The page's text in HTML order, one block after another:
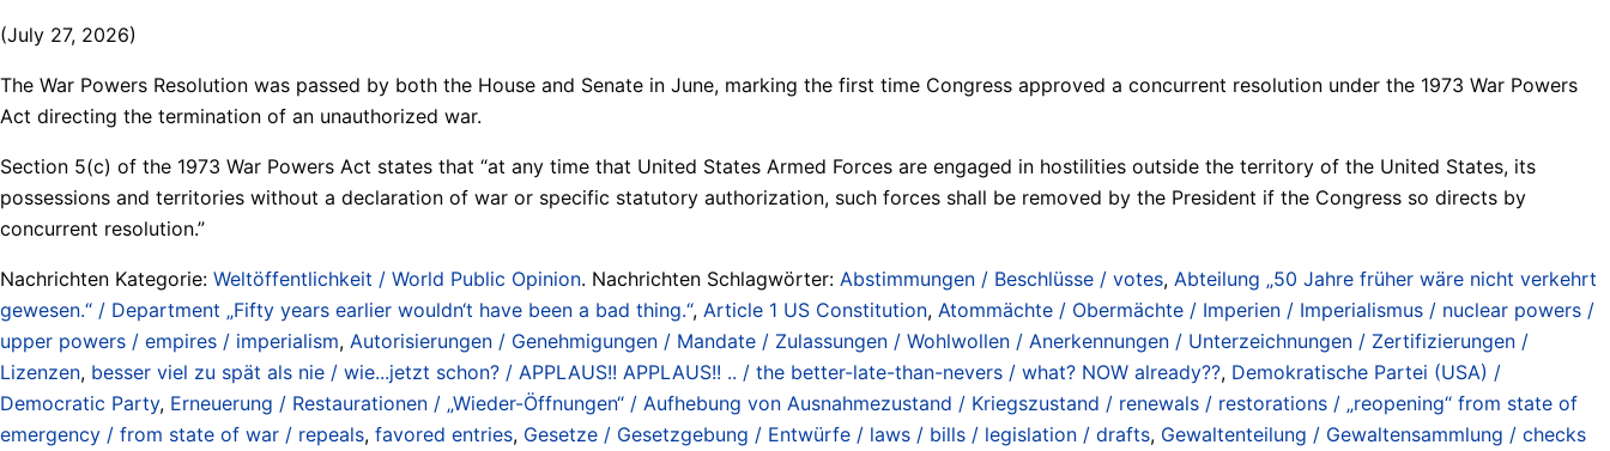
(July 27, 2026)
The War Powers Resolution was passed by both the House and Senate in June, marking the first time Congress approved a concurrent resolution under the 1973 War Powers
Act directing the termination of an unauthorized war.
Section 5(c) of the 1973 War Powers Act states that “at any time that United States Armed Forces are engaged in hostilities outside the territory of the United States, its
possessions and territories without a declaration of war or specific statutory authorization, such forces shall be removed by the President if the Congress so directs by
concurrent resolution.”
Nachrichten Kategorie: Weltöffentlichkeit / World Public Opinion. Nachrichten Schlagwörter: Abstimmungen / Beschlüsse / votes, Abteilung „50 Jahre früher wäre nicht verkehrt
gewesen.“ / Department „Fifty years earlier wouldn‘t have been a bad thing.“, Article 1 US Constitution, Atommächte / Obermächte / Imperien / Imperialismus / nuclear powers /
upper powers / empires / imperialism, Autorisierungen / Genehmigungen / Mandate / Zulassungen / Wohlwollen / Anerkennungen / Unterzeichnungen / Zertifizierungen /
Lizenzen, besser viel zu spät als nie / wie...jetzt schon? / APPLAUS!! APPLAUS!! .. / the better-late-than-nevers / what? NOW already??, Demokratische Partei (USA) /
Democratic Party, Erneuerung / Restaurationen / „Wieder-Öffnungen“ / Aufhebung von Ausnahmezustand / Kriegszustand / renewals / restorations / „reopening“ from state of
emergency / from state of war / repeals, favored entries, Gesetze / Gesetzgebung / Entwürfe / laws / bills / legislation / drafts, Gewaltenteilung / Gewaltensammlung / checks